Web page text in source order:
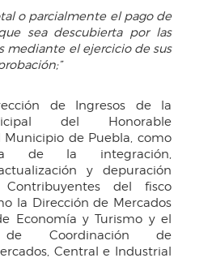
o parcialmente el pago de
sea descubierta por las
mediante el ejercicio de sus
de Ingresos de la
del Honorable
de Puebla, como
de la integración,
y depuración
del fisco
la Dirección de Mercados
Economía y Turismo y el
de Coordinación de
Central e Industrial